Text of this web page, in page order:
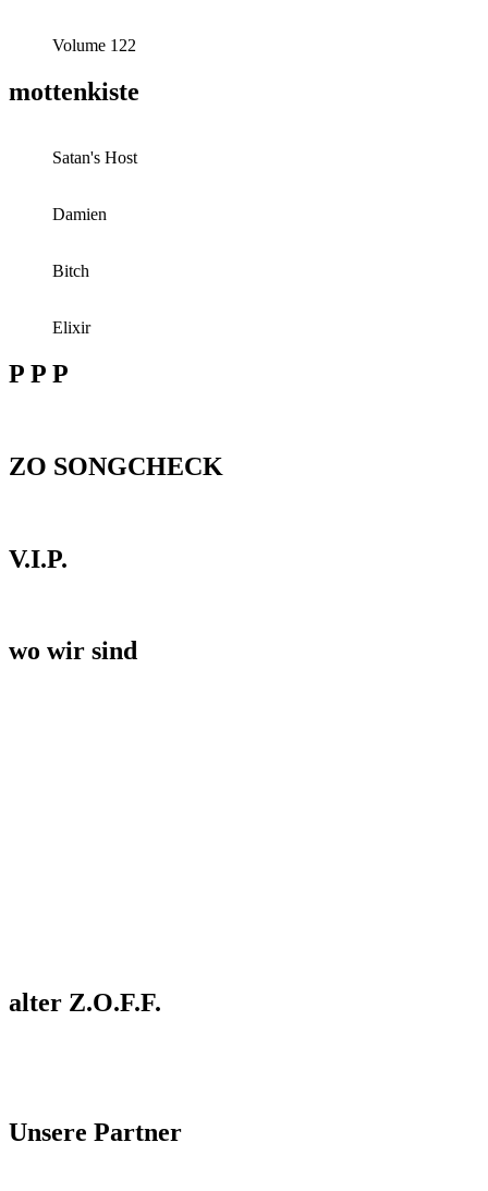
Volume 122
mottenkiste
Satan's Host
Damien
Bitch
Elixir
P P P
ZO SONGCHECK
V.I.P.
wo wir sind
alter Z.O.F.F.
Unsere Partner